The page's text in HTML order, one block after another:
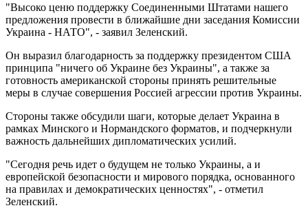
"Высоко ценю поддержку Соединенными Штатами нашего
предложения провести в ближайшие дни заседания Комиссии
Украина - НАТО", - заявил Зеленский.
Он выразил благодарность за поддержку президентом США
принципа "ничего об Украине без Украины", а также за
готовность американской стороны принять решительные
меры в случае совершения Россией агрессии против Украины.
Стороны также обсудили шаги, которые делает Украина в
рамках Минского и Нормандского форматов, и подчеркнули
важность дальнейших дипломатических усилий.
"Сегодня речь идет о будущем не только Украины, а и
европейской безопасности и мирового порядка, основанного
на правилах и демократических ценностях", - отметил
Зеленский.